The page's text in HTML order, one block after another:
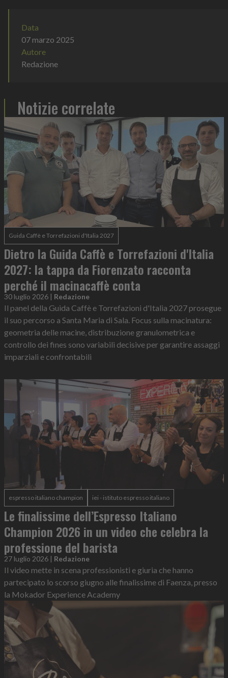
Data
07 marzo 2025
Autore
Redazione
Notizie correlate
Guida Caffè e Torrefazioni d'Italia 2027
Dietro la Guida Caffè e Torrefazioni d'Italia
2027: la tappa da Fiorenzato racconta
perché il macinacaffè conta
30 luglio 2026 | Redazione
Il panel della Guida Caffè e Torrefazioni d'Italia 2027 prosegue
il suo percorso a Santa Maria di Sala. Focus sulla macinatura:
geometria delle macine, distribuzione granulometrica e
controllo dei fines sono variabili decisive per garantire assaggi
imparziali e confrontabili
espresso italiano champion iei - istituto espresso italiano
Le finalissime dell’Espresso Italiano
Champion 2026 in un video che celebra la
professione del barista
27 luglio 2026 | Redazione
Il video mette in scena professionisti e giuria che hanno
partecipato lo scorso giugno alle finalissime di Faenza, presso
la Mokador Experience Academy